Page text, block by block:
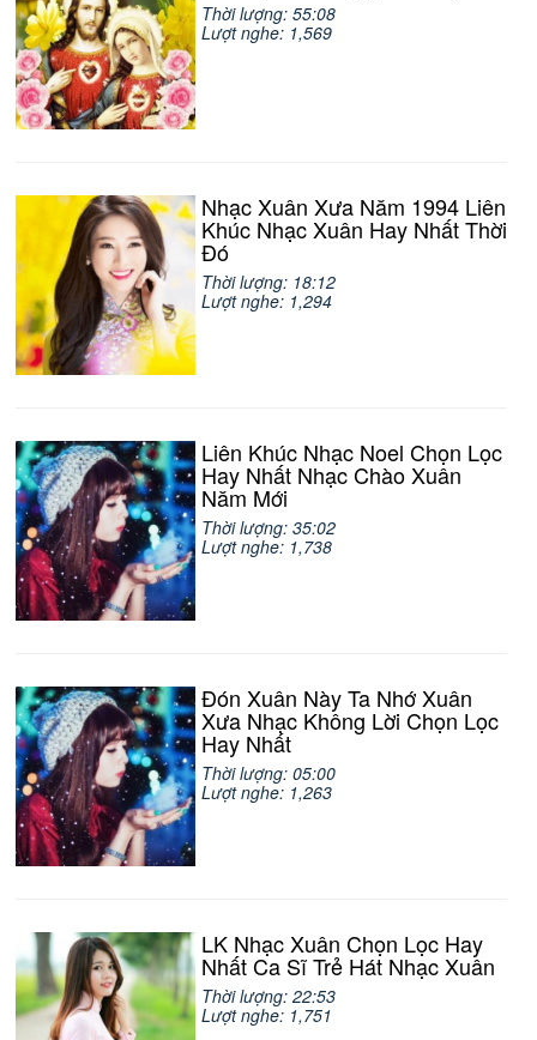
Thời lượng: 55:08
Lượt nghe: 1,569
Nhạc Xuân Xưa Năm 1994 Liên
Khúc Nhạc Xuân Hay Nhất Thời
Đó
Thời lượng: 18:12
Lượt nghe: 1,294
Liên Khúc Nhạc Noel Chọn Lọc
Hay Nhất Nhạc Chào Xuân
Năm Mới
Thời lượng: 35:02
Lượt nghe: 1,738
Đón Xuân Này Ta Nhớ Xuân
Xưa Nhạc Không Lời Chọn Lọc
Hay Nhất
Thời lượng: 05:00
Lượt nghe: 1,263
LK Nhạc Xuân Chọn Lọc Hay
Nhất Ca Sĩ Trẻ Hát Nhạc Xuân
Thời lượng: 22:53
Lượt nghe: 1,751